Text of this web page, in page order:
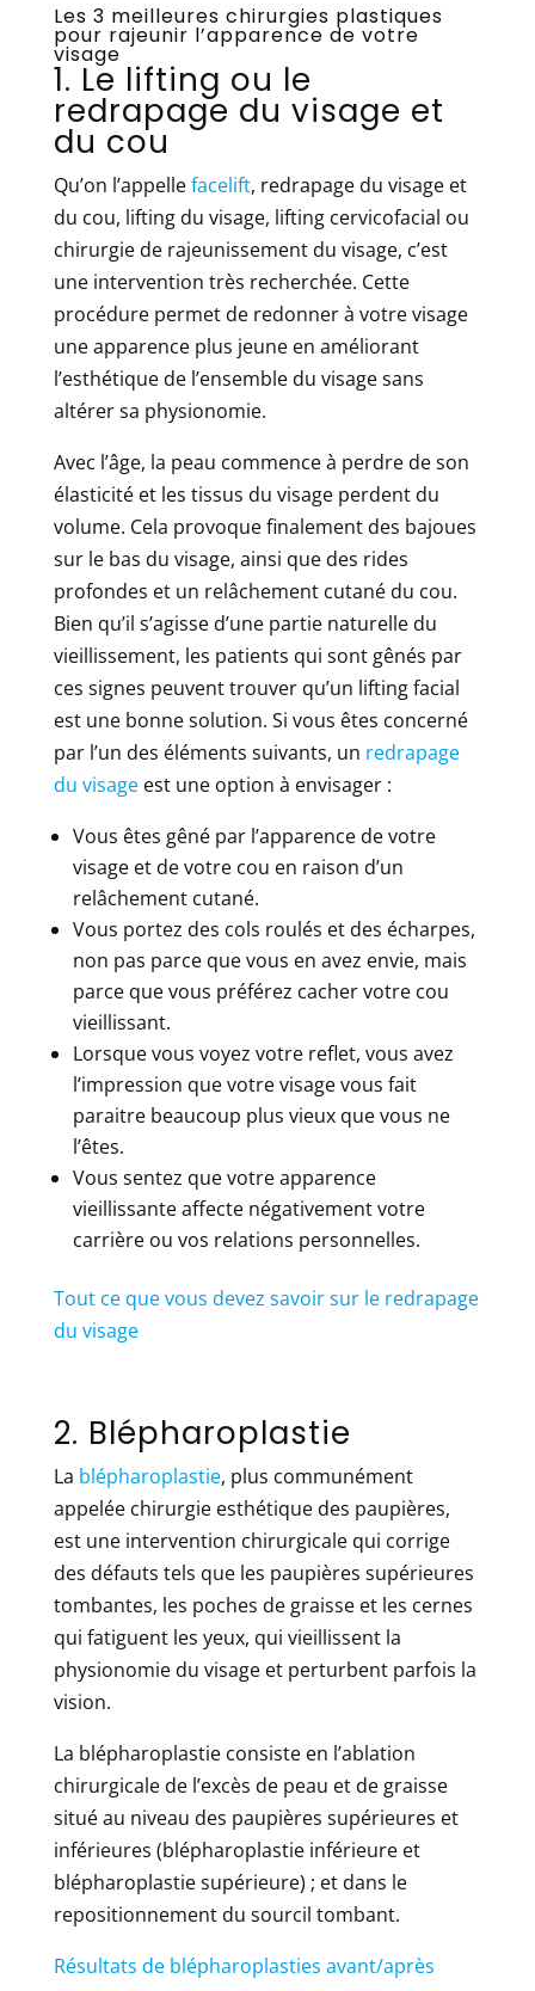
Les 3 meilleures chirurgies plastiques
pour rajeunir l’apparence de votre
visage
1. Le lifting ou le
redrapage du visage et
du cou
Qu’on l’appellefacelift, redrapage du visage et
du cou, lifting du visage, lifting cervicofacial ou
chirurgie de rajeunissement du visage, c’est
une intervention très recherchée. Cette
procédure permet de redonner à votre visage
une apparence plus jeune en améliorant
l’esthétique de l’ensemble du visage sans
altérer sa physionomie.
Avec l’âge, la peau commence à perdre de son
élasticité et les tissus du visage perdent du
volume. Cela provoque finalement des bajoues
sur le bas du visage, ainsi que des rides
profondes et un relâchement cutané du cou.
Bien qu’il s’agisse d’une partie naturelle du
vieillissement, les patients qui sont gênés par
ces signes peuvent trouver qu’un lifting facial
est une bonne solution. Si vous êtes concerné
par l’un des éléments suivants, un redrapage
du visageest une option à envisager :
Vous êtes gêné par l’apparence de votre
visage et de votre cou en raison d’un
relâchement cutané.
Vous portez des cols roulés et des écharpes,
non pas parce que vous en avez envie, mais
parce que vous préférez cacher votre cou
vieillissant.
Lorsque vous voyez votre reflet, vous avez
l’impression que votre visage vous fait
paraitre beaucoup plus vieux que vous ne
l’êtes.
Vous sentez que votre apparence
vieillissante affecte négativement votre
carrière ou vos relations personnelles.
Tout ce que vous devez savoir sur le redrapage
du visage
2. Blépharoplastie
La blépharoplastie, plus communément
appelée chirurgie esthétique des paupières,
est une intervention chirurgicale qui corrige
des défauts tels que les paupières supérieures
tombantes, les poches de graisse et les cernes
qui fatiguent les yeux, qui vieillissent la
physionomie du visage et perturbent parfois la
vision.
La blépharoplastie consiste en l’ablation
chirurgicale de l’excès de peau et de graisse
situé au niveau des paupières supérieures et
inférieures (blépharoplastie inférieure et
blépharoplastie supérieure) ; et dans le
repositionnement du sourcil tombant.
Résultats de blépharoplasties avant/après